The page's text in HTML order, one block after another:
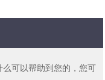
可以帮助到您的，您可